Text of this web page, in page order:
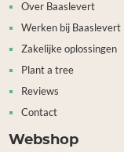
Over Baaslevert
Werken bij Baaslevert
Zakelijke oplossingen
Plant a tree
Reviews
Contact
Webshop